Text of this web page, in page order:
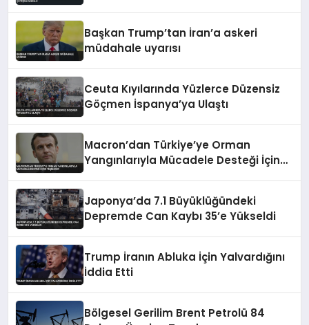
Başkan Trump’tan İran’a askeri
müdahale uyarısı
Ceuta Kıyılarında Yüzlerce Düzensiz
Göçmen İspanya’ya Ulaştı
Macron’dan Türkiye’ye Orman
Yangınlarıyla Mücadele Desteği İçin
Japonya’da 7.1 Büyüklüğündeki
Depremde Can Kaybı 35’e Yükseldi
Trump İranın Abluka İçin Yalvardığını
İddia Etti
Bölgesel Gerilim Brent Petrolü 84